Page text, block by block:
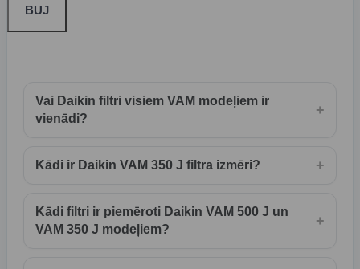
BUJ
Vai Daikin filtri visiem VAM modeļiem ir
vienādi?
+
Kādi ir Daikin VAM 350 J filtra izmēri? +
Kādi filtri ir piemēroti Daikin VAM 500 J un
VAM 350 J modeļiem?
+